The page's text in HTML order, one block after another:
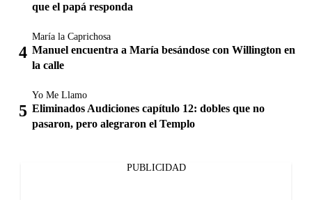
que el papá responda
María la Caprichosa
Manuel encuentra a María besándose con Willington en
la calle
Yo Me Llamo
Eliminados Audiciones capítulo 12: dobles que no
pasaron, pero alegraron el Templo
PUBLICIDAD